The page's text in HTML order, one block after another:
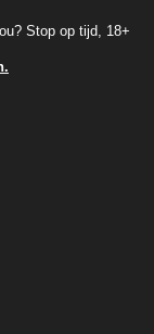
Stop op tijd, 18+